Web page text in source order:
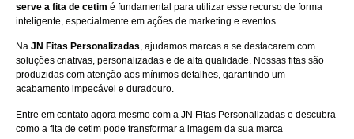
serve a fita de cetim é fundamental para utilizar esse recurso de forma
inteligente, especialmente em ações de marketing e eventos.
Na JN Fitas Personalizadas, ajudamos marcas a se destacarem com
soluções criativas, personalizadas e de alta qualidade. Nossas fitas são
produzidas com atenção aos mínimos detalhes, garantindo um
acabamento impecável e duradouro.
Entre em contato agora mesmo com a JN Fitas Personalizadas e descubra
como a fita de cetim pode transformar a imagem da sua marca